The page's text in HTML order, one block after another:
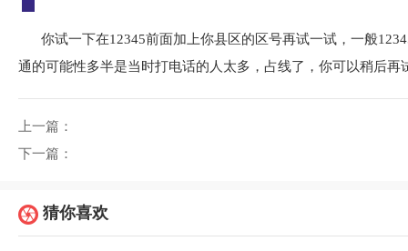
你试一下在12345前面加上你县区的区号再试一试，一般
通的可能性多半是当时打电话的人太多，占线了，你可以稍后再
上一篇：
下一篇：
猜你喜欢